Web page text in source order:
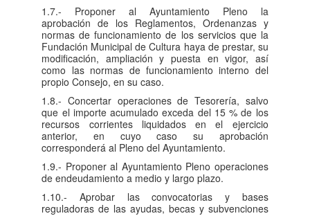
1.7.- Proponer al Ayuntamiento Pleno la
aprobación de los Reglamentos, Ordenanzas y
normas de funcionamiento de los servicios que la
Fundación Municipal de Cultura haya de prestar, su
modificación, ampliación y puesta en vigor, así
como las normas de funcionamiento interno del
propio Consejo, en su caso.
1.8.- Concertar operaciones de Tesorería, salvo
que el importe acumulado exceda del 15 % de los
recursos corrientes liquidados en el ejercicio
anterior, en cuyo caso su aprobación
corresponderá al Pleno del Ayuntamiento.
1.9.- Proponer al Ayuntamiento Pleno operaciones
de endeudamiento a medio y largo plazo.
1.10.- Aprobar las convocatorias y bases
reguladoras de las ayudas, becas y subvenciones